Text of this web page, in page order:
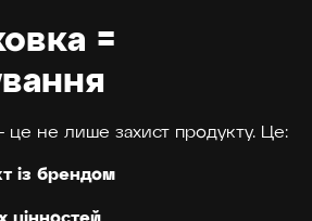
=
це не лише захист продукту. Це:
із брендом
цінностей